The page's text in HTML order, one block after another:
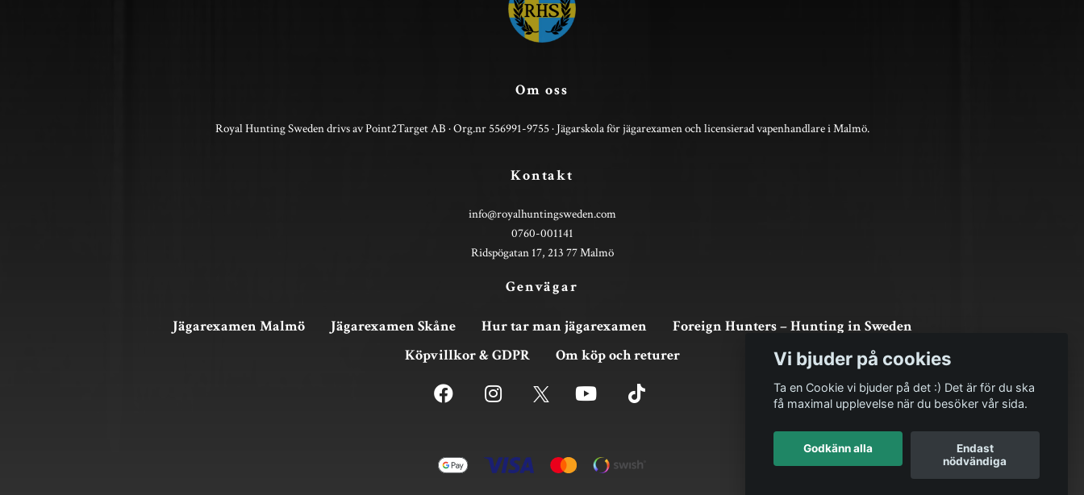
Om oss
Royal Hunting Sweden drivs av Point2Target AB · Org.nr 556991-9755 · Jägarskola för jägarexamen och licensierad vapenhandlare i Malmö.
Kontakt
info@royalhuntingsweden.com
0760-001141
Ridspögatan 17, 213 77 Malmö
Genvägar
Jägarexamen Malmö Jägarexamen Skåne Hur tar man jägarexamen
Foreign Hunters – Hunting in Sweden
Köpvillkor & GDPR
Om köp och returer Vi bjuder på cookies
Ta en Cookie vi bjuder på det :) Det är för du ska
få maximal upplevelse när du besöker vår sida.
Godkänn alla
Endast
nödvändiga